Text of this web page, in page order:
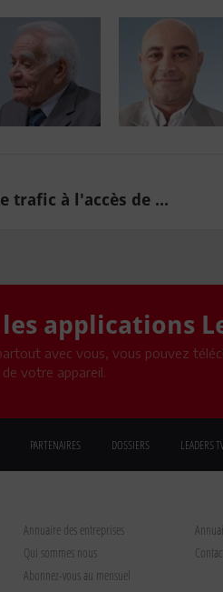
trafic à l'accès de ...
applications
avec vous, vous pouvez
votre appareil.
PARTENAIRES DOSSIERS LEADERS
Annuaire des entreprises
Qui sommes nous
Contact
Abonnez-vous au mensuel